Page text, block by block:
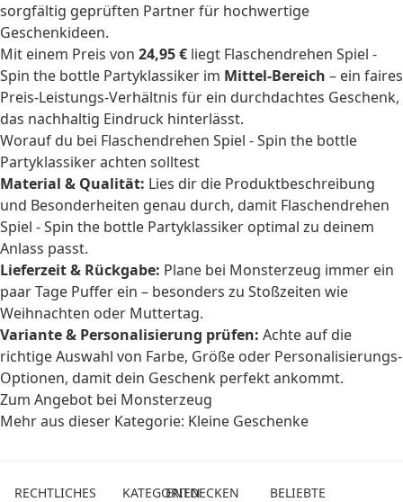
sorgfältig geprüften Partner für hochwertige
Geschenkideen.
Mit einem Preis von 24,95 € liegt Flaschendrehen Spiel -
Spin the bottle Partyklassiker im Mittel-Bereich – ein faires
Preis-Leistungs-Verhältnis für ein durchdachtes Geschenk,
das nachhaltig Eindruck hinterlässt.
Worauf du bei Flaschendrehen Spiel - Spin the bottle
Partyklassiker achten solltest
Material & Qualität: Lies dir die Produktbeschreibung
und Besonderheiten genau durch, damit Flaschendrehen
Spiel - Spin the bottle Partyklassiker optimal zu deinem
Anlass passt.
Lieferzeit & Rückgabe: Plane bei Monsterzeug immer ein
paar Tage Puffer ein – besonders zu Stoßzeiten wie
Weihnachten oder Muttertag.
Variante & Personalisierung prüfen: Achte auf die
richtige Auswahl von Farbe, Größe oder Personalisierungs-
Optionen, damit dein Geschenk perfekt ankommt.
Zum Angebot bei Monsterzeug
Mehr aus dieser Kategorie: Kleine Geschenke
RECHTLICHES KATEGORIENENTDECKEN
BELIEBTE